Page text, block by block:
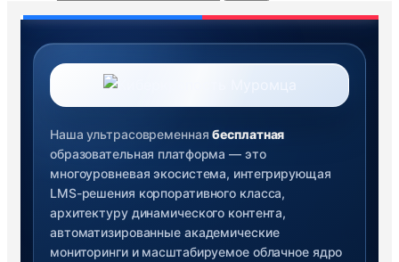
Наша ультрасовременнаябесплатная
образовательная платформа — это
многоуровневая экосистема, интегрирующая
LMS-решения корпоративного класса,
архитектуру динамического контента,
автоматизированные академические
мониторинги и масштабируемое облачное ядро